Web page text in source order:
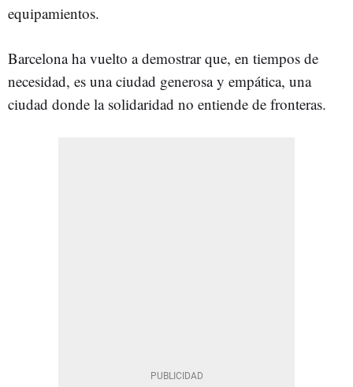
equipamientos.
Barcelona ha vuelto a demostrar que, en tiempos de
necesidad, es una ciudad generosa y empática, una
ciudad donde la solidaridad no entiende de fronteras.